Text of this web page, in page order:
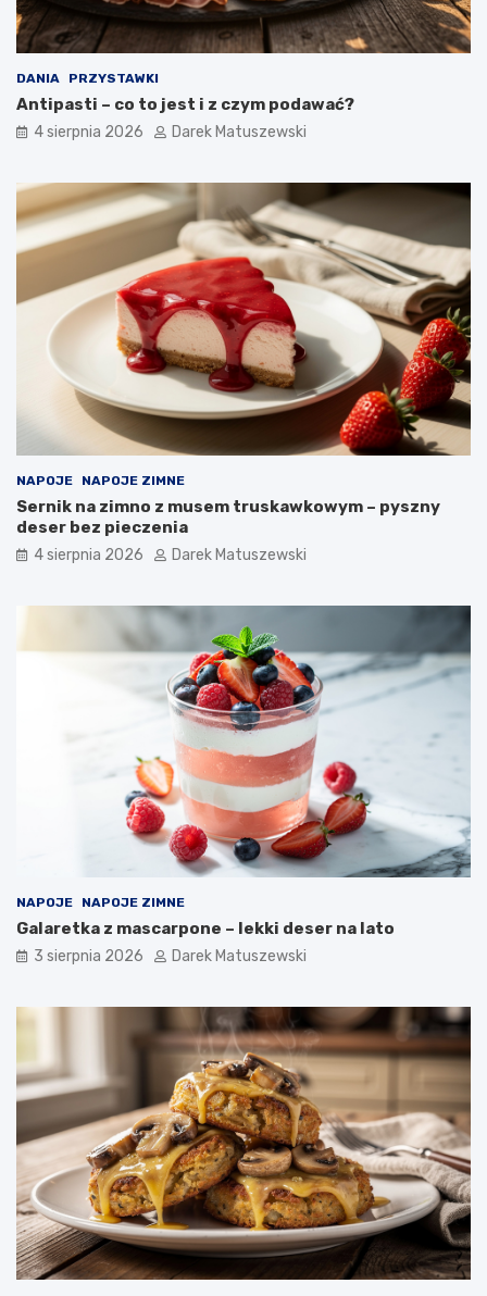
DANIA PRZYSTAWKI
Antipasti – co to jest i z czym podawać?
4 sierpnia 2026 Darek Matuszewski
NAPOJE NAPOJE ZIMNE
Sernik na zimno z musem truskawkowym – pyszny
deser bez pieczenia
4 sierpnia 2026 Darek Matuszewski
NAPOJE NAPOJE ZIMNE
Galaretka z mascarpone – lekki deser na lato
3 sierpnia 2026 Darek Matuszewski